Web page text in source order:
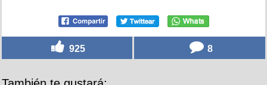
925 8